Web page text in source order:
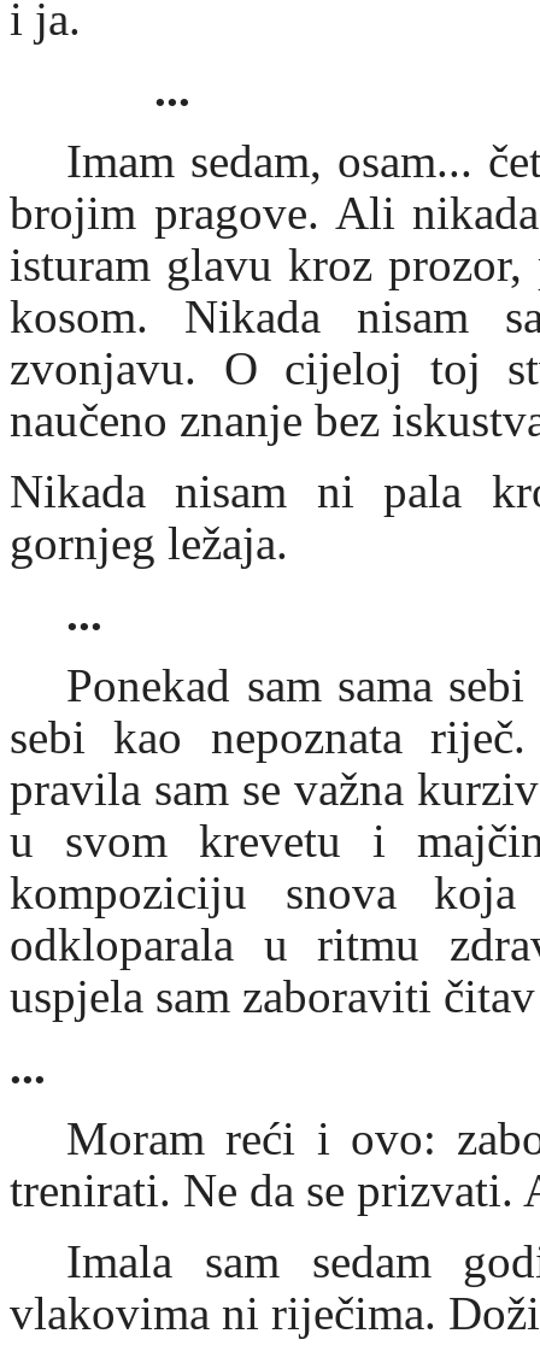
i ja.
...
Imam sedam, osam...
brojim pragove. Ali
isturam glavu kroz
kosom. Nikada nisam
zvonjavu. O cijeloj toj
naučeno znanje bez
Nikada nisam ni pala
gornjeg ležaja.
...
Ponekad sam sama
sebi kao nepoznata
pravila sam se važna
u svom krevetu i
kompoziciju snova
odkloparala u ritmu
uspjela sam zaboraviti
...
Moram reći i ovo:
trenirati. Ne da se prizvati.
Imala sam sedam
vlakovima ni riječima.